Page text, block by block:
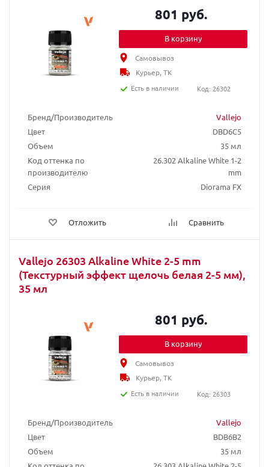
Бренд/Производитель
Vallejo
Цвет
DBD6C5
Объем
35 мл
Код оттенка по
производителю
26.302 Alkaline White 1-2
mm
Серия
Diorama FX
Отложить Сравнить
801 руб.
В корзину
Самовывоз
Курьер, ТК
Есть в наличии
Код: 26302
Vallejo 26303 Alkaline White 2-5 mm
(Текстурный эффект щелочь белая 2-5 мм),
35 мл
Бренд/Производитель
Vallejo
Цвет
BDB6B2
Объем
35 мл
801 руб.
В корзину
Самовывоз
Курьер, ТК
Есть в наличии
Код: 26303